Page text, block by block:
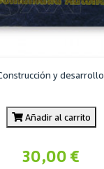
y
Añadir al carrito
30,00 €